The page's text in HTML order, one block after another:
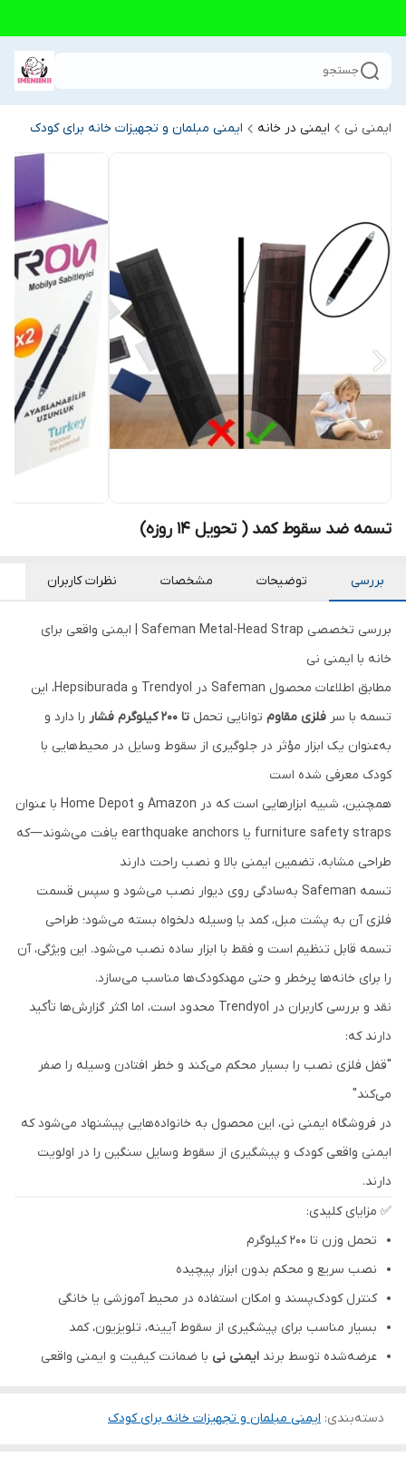
جستجو
ایمنی نی ایمنی در خانه ایمنی مبلمان و تجهیزات خانه برای کودک
تسمه ضد سقوط کمد ( تحویل 14 روزه)
بررسی توضیحات مشخصات نظرات کاربران
بررسی تخصصی Safeman Metal-Head Strap | ایمنی واقعی برای
خانه با ایمنی نی
مطابق اطلاعات محصول Safeman در Trendyol و Hepsiburada، این
تسمه با سر فلزی مقاوم توانایی تحمل تا ۲۰۰ کیلوگرم فشار
را دارد و
به‌عنوان یک ابزار مؤثر در جلوگیری از سقوط وسایل در محیط‌هایی با
کودک معرفی شده است
همچنین، شبیه ابزارهایی است که در Amazon و Home Depot با عنوان
furniture safety straps یا earthquake anchors یافت می‌شوند—که
طراحی مشابه، تضمین ایمنی بالا و نصب راحت دارند
تسمه Safeman به‌سادگی روی دیوار نصب می‌شود و سپس قسمت
فلزی آن به پشت مبل، کمد یا وسیله دلخواه بسته می‌شود؛ طراحی
تسمه قابل تنظیم است و فقط با ابزار ساده نصب می‌شود. این ویژگی، آن
را برای خانه‌ها پرخطر و حتی مهدکودک‌ها مناسب می‌سازد.
نقد و بررسی کاربران در Trendyol محدود است، اما اکثر گزارش‌ها تأکید
دارند که:
"قفل فلزی نصب را بسیار محکم می‌کند و خطر افتادن وسیله را صفر
می‌کند"
در فروشگاه ایمنی نی، این محصول به خانواده‌هایی پیشنهاد می‌شود که
ایمنی واقعی کودک و پیشگیری از سقوط وسایل سنگین را در اولویت
دارند.
✅ مزایای کلیدی:
تحمل وزن تا ۲۰۰ کیلوگرم
نصب سریع و محکم بدون ابزار پیچیده
کنترل کودک‌پسند و امکان استفاده در محیط آموزشی یا خانگی
بسیار مناسب برای پیشگیری از سقوط آیینه، تلویزیون، کمد
عرضه‌شده توسط برند ایمنی نی با ضمانت کیفیت و ایمنی واقعی
دسته‌بندی: ایمنی مبلمان و تجهیزات خانه برای کودک